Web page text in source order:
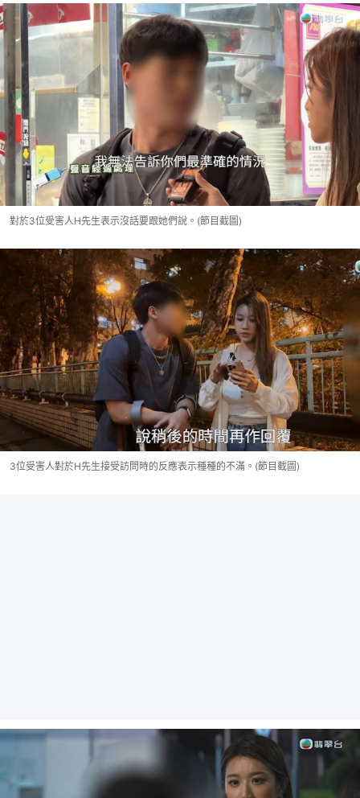
對於3位受害人H先生表示沒話要跟她們說。(節目截圖)
3位受害人對於H先生接受訪問時的反應表示種種的不滿。(節目截圖)